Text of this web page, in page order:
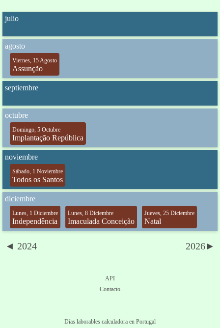
julio
agosto
Viernes, 15 Agosto
Assunção
septiembre
octubre
Domingo, 5 Octubre
Implantação República
noviembre
Sábado, 1 Noviembre
Todos os Santos
diciembre
Lunes, 1 Diciembre
Independência
Lunes, 8 Diciembre
Imaculada Conceição
Jueves, 25 Diciembre
Natal
◄ 2024 2026►
API
Contacto
Días laborables calculadora en Portugal